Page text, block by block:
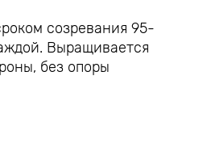
созревания 95-
Выращивается
без опоры